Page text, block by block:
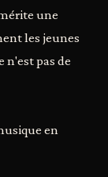
une
les jeunes
n'est pas de
en